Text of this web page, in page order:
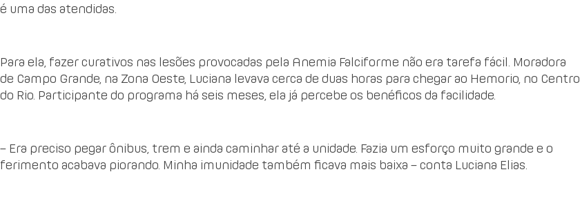
é uma das atendidas.
Para ela, fazer curativos nas lesões provocadas pela Anemia Falciforme não era tarefa fácil. Moradora
de Campo Grande, na Zona Oeste, Luciana levava cerca de duas horas para chegar ao Hemorio, no Centro
do Rio. Participante do programa há seis meses, ela já percebe os benéficos da facilidade.
– Era preciso pegar ônibus, trem e ainda caminhar até a unidade. Fazia um esforço muito grande e o
ferimento acabava piorando. Minha imunidade também ficava mais baixa – conta Luciana Elias.